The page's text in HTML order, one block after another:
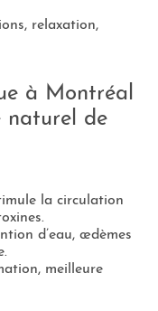
relaxation,
à Montréal
naturel de
la circulation
d’eau, œdèmes
meilleure